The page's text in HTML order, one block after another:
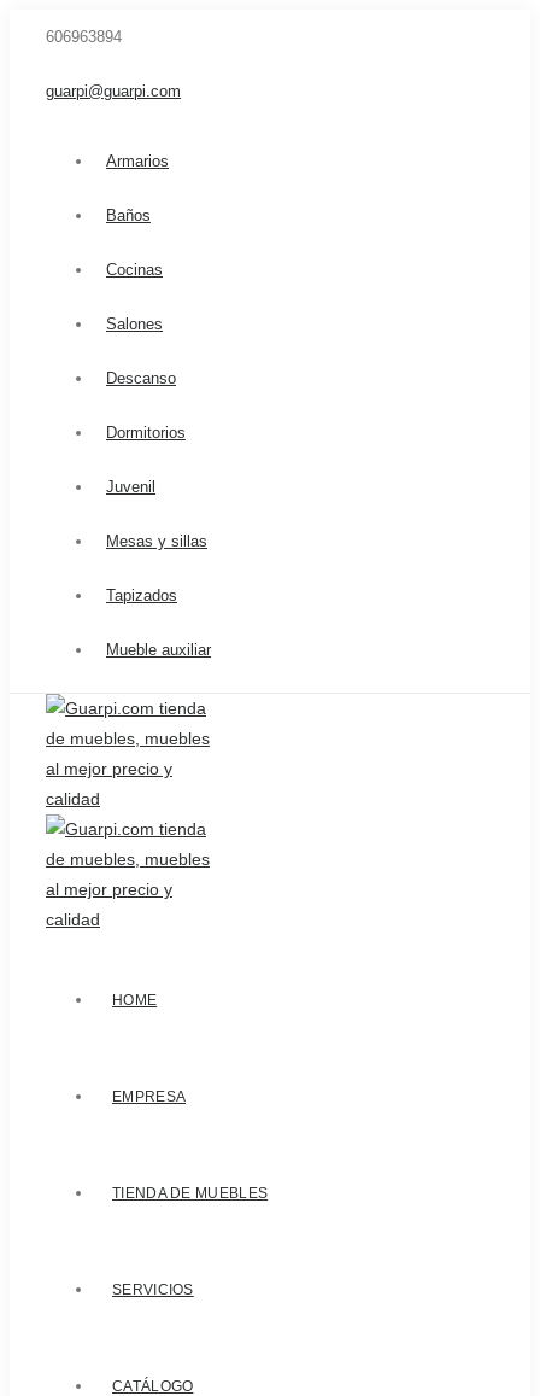
606963894
guarpi@guarpi.com
Armarios
Baños
Cocinas
Salones
Descanso
Dormitorios
Juvenil
Mesas y sillas
Tapizados
Mueble auxiliar
HOME
EMPRESA
TIENDA DE MUEBLES
SERVICIOS
CATÁLOGO